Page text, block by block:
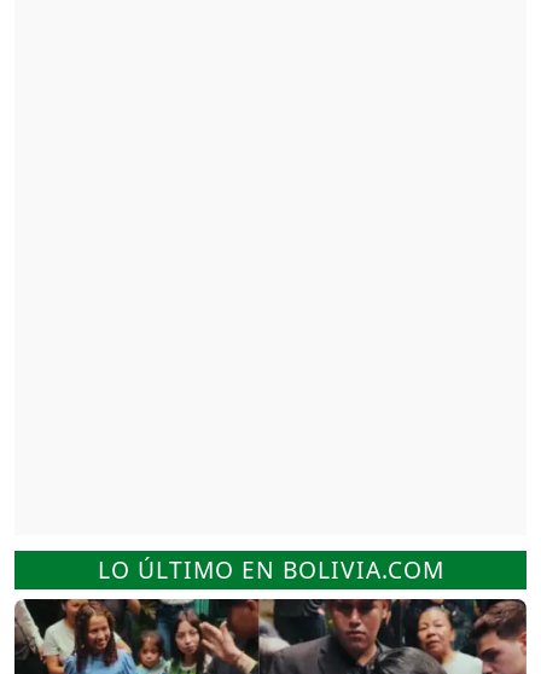
LO ÚLTIMO EN BOLIVIA.COM